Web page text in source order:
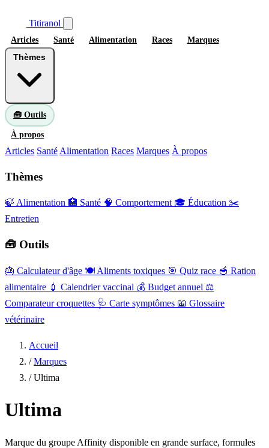
Titiranol
Articles Santé Alimentation Races Marques
🧰 Outils
À propos
Articles Santé Alimentation Races Marques À propos
Thèmes
🍃 Alimentation 🏥 Santé 🧠 Comportement 🎓 Éducation ✂️
Entretien
🧰 Outils
🎂 Calculateur d'âge 🍽️ Aliments toxiques 🎯 Quiz race 🥣 Ration
alimentaire 💉 Calendrier vaccinal 💰 Budget annuel ⚖️
Comparateur croquettes 🩺 Carte symptômes 📖 Glossaire
vétérinaire
Accueil
/ Marques
/ Ultima
Ultima
Marque du groupe Affinity disponible en grande surface, formules